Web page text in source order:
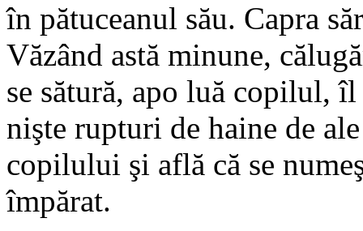
în pătuceanul său. Capra
Văzând astă minune,
se sătură, apo luă copilul,
nişte rupturi de haine de
copilului şi află că se
împărat.